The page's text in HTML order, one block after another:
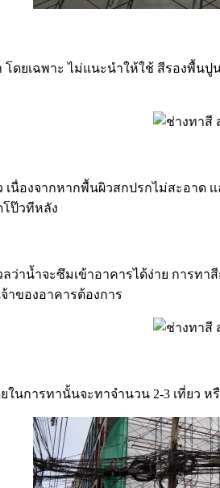
ดยเฉพาะ ไม่แนะนำให้ใช้ สีรองพื้น
นื่องจากหากพื้นผิวสกปรกไม่สะอาด
ป๊วทีหลัง
ลว่าน้ำจะซึมเข้าอาคารได้ง่าย กา
าของอาคารต้องการ
นการทานั้นจะทาจำนวน 2-3 เที่ยว ห